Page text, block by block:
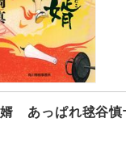
あっぱれ毬谷慎